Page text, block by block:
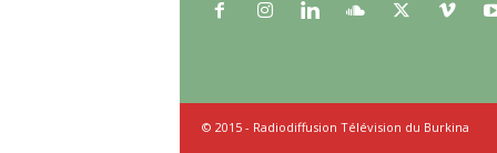
© 2015 - Radiodiffusion Télévision du Burkina